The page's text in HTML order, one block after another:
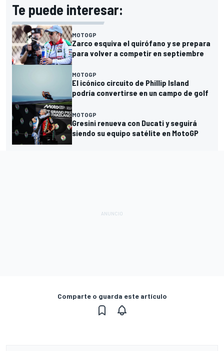
Te puede interesar:
MOTOGP
Zarco esquiva el quirófano y se prepara
para volver a competir en septiembre
MOTOGP
El icónico circuito de Phillip Island
podría convertirse en un campo de golf
MOTOGP
Gresini renueva con Ducati y seguirá
siendo su equipo satélite en MotoGP
Comparte o guarda este artículo